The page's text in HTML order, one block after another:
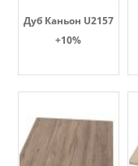
Дуб Каньон U2157
+10%